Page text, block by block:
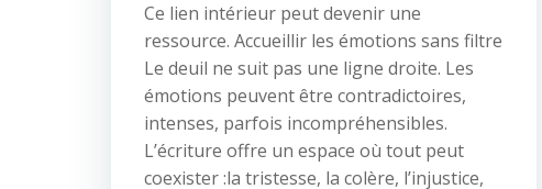
Ce lien intérieur peut devenir une
ressource. Accueillir les émotions sans filtre
Le deuil ne suit pas une ligne droite. Les
émotions peuvent être contradictoires,
intenses, parfois incompréhensibles.
L’écriture offre un espace où tout peut
coexister :la tristesse, la colère, l’injustice,